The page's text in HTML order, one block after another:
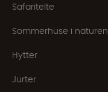
Safaritelte
Sommerhuse i naturen
Hytter
Jurter